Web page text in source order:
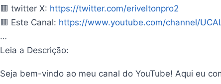
🟥 twitter X: https://twitter.com/eriveltonpro2
🟥 Este Canal: https://www.youtube.com/channel/
…
Leia a Descrição:
Seja bem-vindo ao meu canal do YouTube! Aqui eu